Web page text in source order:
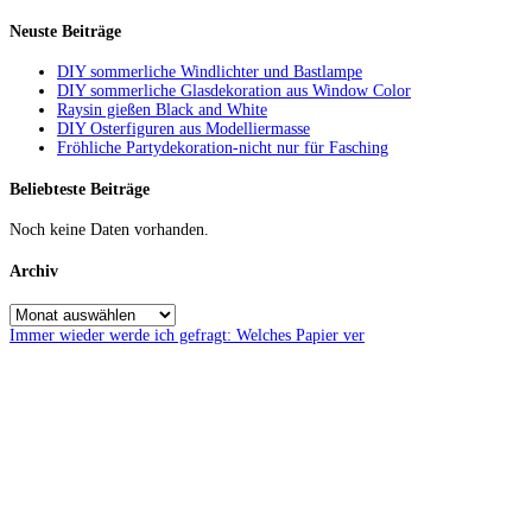
Neuste Beiträge
DIY sommerliche Windlichter und Bastlampe
DIY sommerliche Glasdekoration aus Window Color
Raysin gießen Black and White
DIY Osterfiguren aus Modelliermasse
Fröhliche Partydekoration-nicht nur für Fasching
Beliebteste Beiträge
Noch keine Daten vorhanden.
Archiv
Immer wieder werde ich gefragt: Welches Papier ver